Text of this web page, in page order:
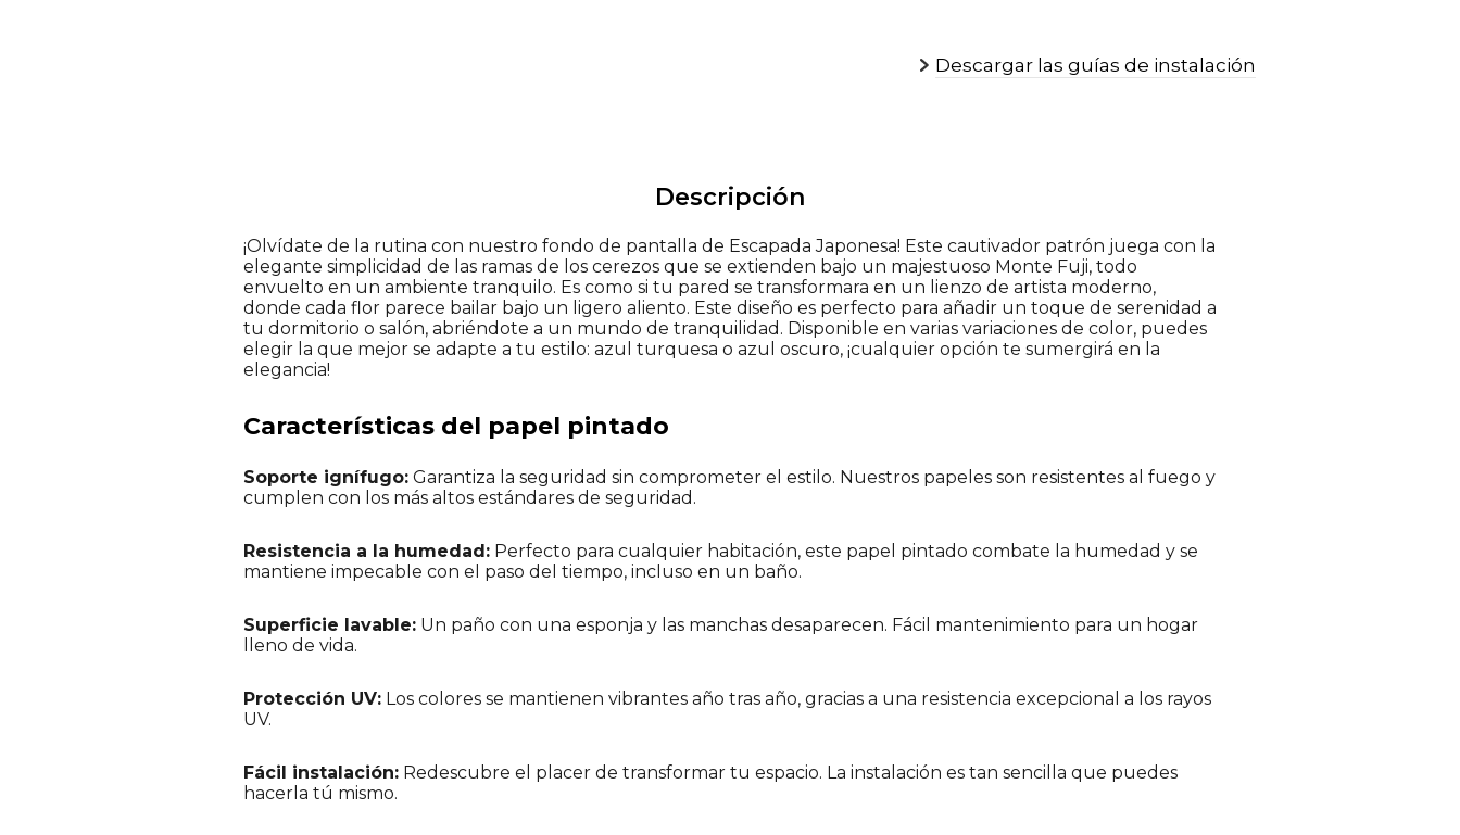
Descargar las guías de instalación
Descripción
¡Olvídate de la rutina con nuestro fondo de pantalla de Escapada Japonesa! Este cautivador patrón juega con la
elegante simplicidad de las ramas de los cerezos que se extienden bajo un majestuoso Monte Fuji, todo
envuelto en un ambiente tranquilo. Es como si tu pared se transformara en un lienzo de artista moderno,
donde cada flor parece bailar bajo un ligero aliento. Este diseño es perfecto para añadir un toque de serenidad a
tu dormitorio o salón, abriéndote a un mundo de tranquilidad. Disponible en varias variaciones de color, puedes
elegir la que mejor se adapte a tu estilo: azul turquesa o azul oscuro, ¡cualquier opción te sumergirá en la
elegancia!
Características del papel pintado
Soporte ignífugo: Garantiza la seguridad sin comprometer el estilo. Nuestros papeles son resistentes al fuego y
cumplen con los más altos estándares de seguridad.
Resistencia a la humedad: Perfecto para cualquier habitación, este papel pintado combate la humedad y se
mantiene impecable con el paso del tiempo, incluso en un baño.
Superficie lavable: Un paño con una esponja y las manchas desaparecen. Fácil mantenimiento para un hogar
lleno de vida.
Protección UV: Los colores se mantienen vibrantes año tras año, gracias a una resistencia excepcional a los rayos
UV.
Fácil instalación: Redescubre el placer de transformar tu espacio. La instalación es tan sencilla que puedes
hacerla tú mismo.